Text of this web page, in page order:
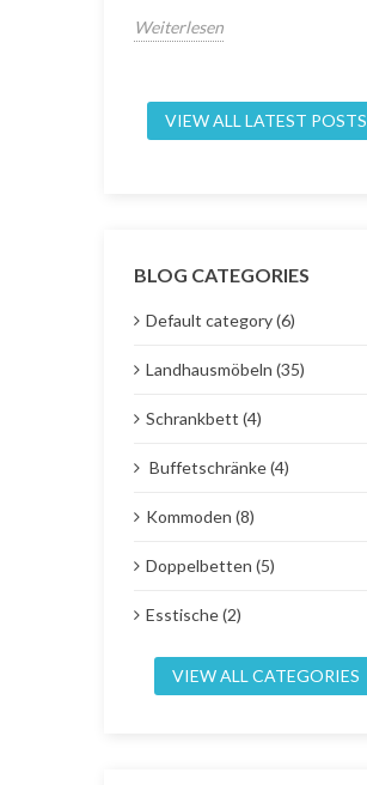
Weiterlesen
VIEW ALL LATEST POSTS
BLOG CATEGORIES
Default category (6)
Landhausmöbeln (35)
Schrankbett (4)
Buffetschränke (4)
Kommoden (8)
Doppelbetten (5)
Esstische (2)
VIEW ALL CATEGORIES